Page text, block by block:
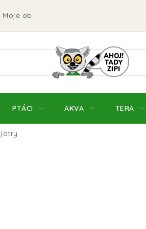
Moje objednávka Obchodní
PTÁCI AKVA TERA